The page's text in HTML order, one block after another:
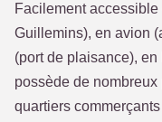
Facilement
Guillemins), en avion
(port de plaisance),
possède de
quartiers